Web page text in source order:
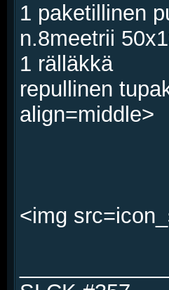
1 paketillinen
n.8meetrii
1 rälläkkä
repullinen
align=middle>
<img